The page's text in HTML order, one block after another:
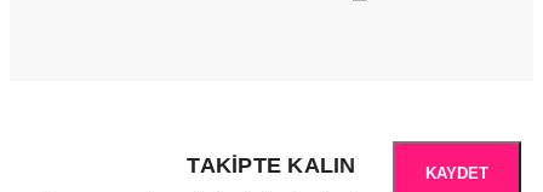
TAKIPTE KALIN KAYDET